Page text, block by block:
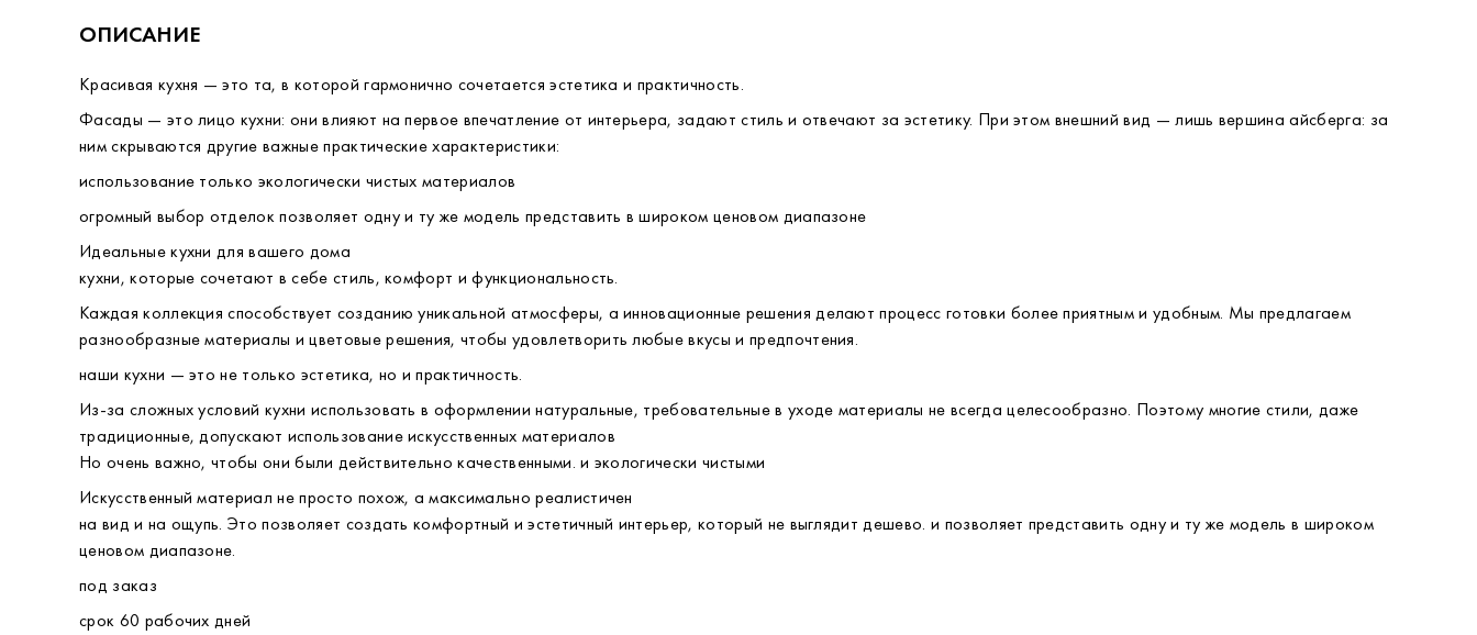
ОПИСАНИЕ
Красивая кухня — это та, в которой гармонично сочетается эстетика и практичность.
ним скрываются другие важные практические характеристики:
использование только экологически чистых материалов
огромный выбор отделок позволяет одну и ту же модель представить в широком ценовом диапазоне
Идеальные кухни для вашего дома
кухни, которые сочетают в себе стиль, комфорт и функциональность.